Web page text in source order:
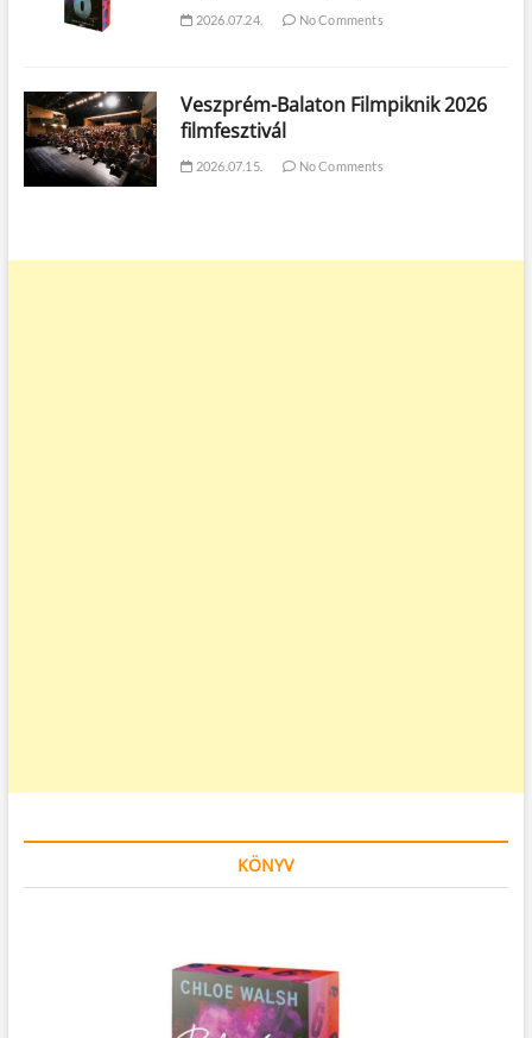
2026.07.24. No Comments
Veszprém-Balaton Filmpiknik 2026
filmfesztivál
2026.07.15. No Comments
KÖNYV